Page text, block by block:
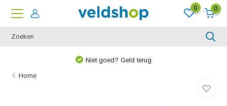
0 0
Niet goed? Geld terug
Home